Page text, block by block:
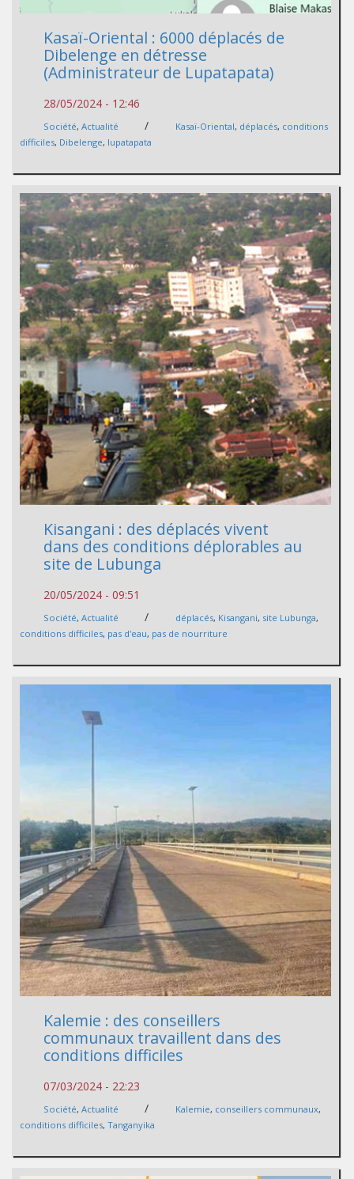
Kasaï-Oriental : 6000 déplacés de
Dibelenge en détresse
(Administrateur de Lupatapata)
28/05/2024 - 12:46
Société, Actualité / Kasaï-Oriental, déplacés, conditions
difficiles, Dibelenge, lupatapata
Kisangani : des déplacés vivent
dans des conditions déplorables au
site de Lubunga
20/05/2024 - 09:51
Société, Actualité / déplacés, Kisangani, site Lubunga,
conditions difficiles, pas d'eau, pas de nourriture
Kalemie : des conseillers
communaux travaillent dans des
conditions difficiles
07/03/2024 - 22:23
Société, Actualité / Kalemie, conseillers communaux,
conditions difficiles, Tanganyika